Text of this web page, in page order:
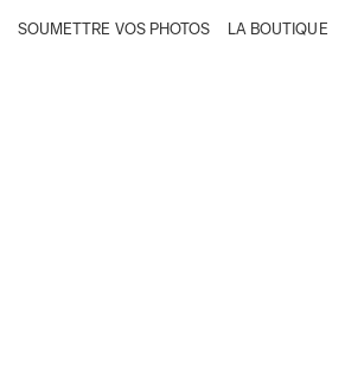
SOUMETTRE VOS PHOTOS LA BOUTIQUE